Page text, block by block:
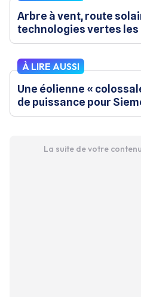
Arbre à vent, route
technologies vertes
À LIRE AUSSI
Une éolienne «
de puissance pour
La suite de votre